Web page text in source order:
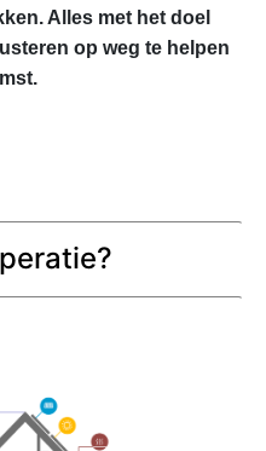
Alles met het doel
op weg te helpen